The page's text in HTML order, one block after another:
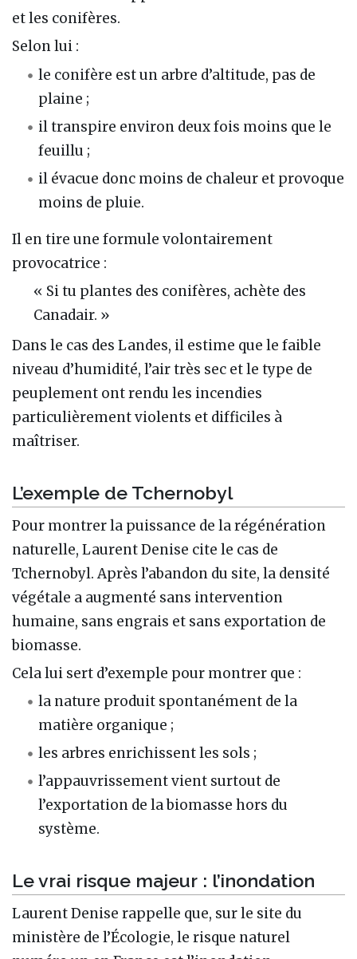
et les conifères.
Selon lui :
le conifère est un arbre d’altitude, pas de
plaine ;
il transpire environ deux fois moins que le
feuillu ;
il évacue donc moins de chaleur et provoque
moins de pluie.
Il en tire une formule volontairement
provocatrice :
« Si tu plantes des conifères, achète des
Canadair. »
Dans le cas des Landes, il estime que le faible
niveau d’humidité, l’air très sec et le type de
peuplement ont rendu les incendies
particulièrement violents et difficiles à
maîtriser.
L’exemple de Tchernobyl
Pour montrer la puissance de la régénération
naturelle, Laurent Denise cite le cas de
Tchernobyl. Après l’abandon du site, la densité
végétale a augmenté sans intervention
humaine, sans engrais et sans exportation de
biomasse.
Cela lui sert d’exemple pour montrer que :
la nature produit spontanément de la
matière organique ;
les arbres enrichissent les sols ;
l’appauvrissement vient surtout de
l’exportation de la biomasse hors du
système.
Le vrai risque majeur : l’inondation
Laurent Denise rappelle que, sur le site du
ministère de l’Écologie, le risque naturel